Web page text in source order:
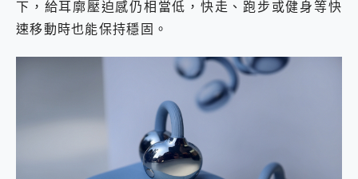
下，給耳廓壓迫感仍相當低，快走、跑步或健身等快
速移動時也能保持穩固。